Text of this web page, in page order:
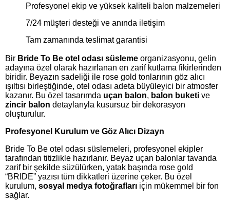
Profesyonel ekip ve yüksek kaliteli balon malzemeleri
7/24 müşteri desteği ve anında iletişim
Tam zamanında teslimat garantisi
Bir Bride To Be otel odası süsleme organizasyonu, gelin
adayına özel olarak hazırlanan en zarif kutlama fikirlerinden
biridir. Beyazın sadeliği ile rose gold tonlarının göz alıcı
ışıltısı birleştiğinde, otel odası adeta büyüleyici bir atmosfer
kazanır. Bu özel tasarımda uçan balon, balon buketi ve
zincir balon detaylarıyla kusursuz bir dekorasyon
oluşturulur.
Profesyonel Kurulum ve Göz Alıcı Dizayn
Bride To Be otel odası süslemeleri, profesyonel ekipler
tarafından titizlikle hazırlanır. Beyaz uçan balonlar tavanda
zarif bir şekilde süzülürken, yatak başında rose gold
“BRIDE” yazısı tüm dikkatleri üzerine çeker. Bu özel
kurulum, sosyal medya fotoğrafları için mükemmel bir fon
sağlar.